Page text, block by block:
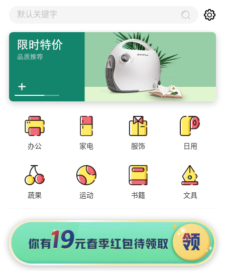
默认关键字
办公 家电 服饰 日用
蔬果 运动 书籍 文具